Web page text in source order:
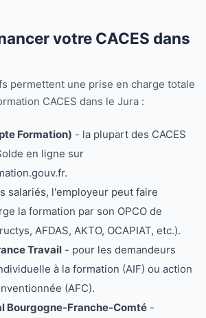
votre CACES dans
permettent une prise en charge totale
CACES dans le Jura :
Formation) - la plupart des CACES
en ligne sur
salariés, l'employeur peut faire
la formation par son OPCO de
AFDAS, AKTO, OCAPIAT, etc.).
Travail- pour les demandeurs
à la formation (AIF) ou action
(AFC).
Bourgogne-Franche-Comté-